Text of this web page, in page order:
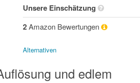
Unsere Einschätzung
2Amazon Bewertungen
Alternativen
und edlem